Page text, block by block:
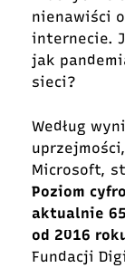
nienawiści
internecie.
jak
sieci?
Według
Microsoft,
Poziom
aktualnie
od 2016
Fundacji